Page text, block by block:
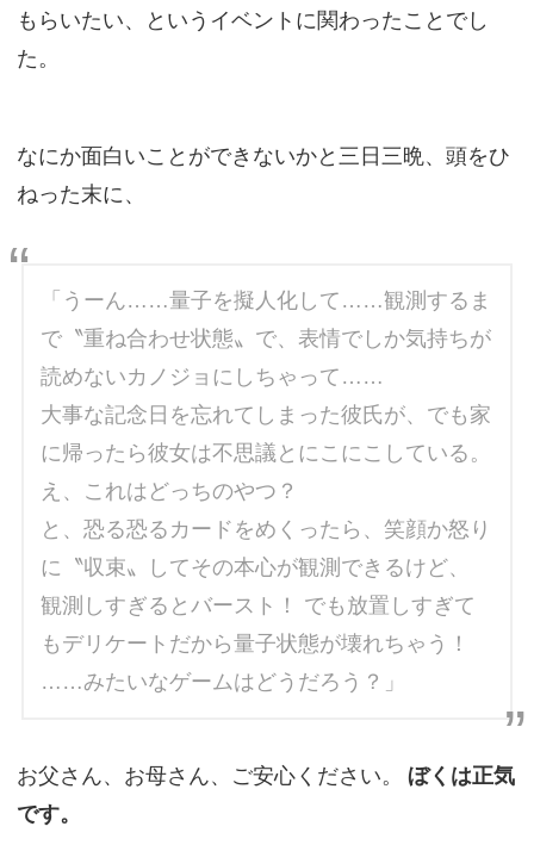
もらいたい、というイベントに関わったことでし
た。
なにか面白いことができないかと三日三晩、頭をひ
ねった末に、
「うーん……量子を擬人化して……観測するま
で〝重ね合わせ状態〟で、表情でしか気持ちが
読めないカノジョにしちゃって……
大事な記念日を忘れてしまった彼氏が、でも家
に帰ったら彼女は不思議とにこにこしている。
え、これはどっちのやつ？
と、恐る恐るカードをめくったら、笑顔か怒り
に〝収束〟してその本心が観測できるけど、
観測しすぎるとバースト！ でも放置しすぎて
もデリケートだから量子状態が壊れちゃう！
……みたいなゲームはどうだろう？」
お父さん、お母さん、ご安心ください。
ぼくは正気
です。